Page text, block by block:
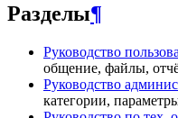
Разделы¶
Руководство
общение, файлы,
Руководство
категории,